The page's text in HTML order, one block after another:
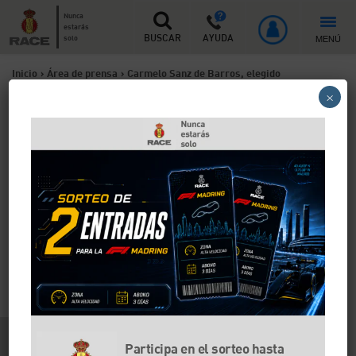
Nunca
estarás
solo
BUSCAR AYUDA MENÚ
Inicio > Área de prensa > Carmelo Sanz de Barros, elegido
Carmelo Sanz de Barros,
elegido presidente del
Senado de la FIA
El presidente del RACE será el máximo responsable
del gobierno y la gestión corporativa de la Federación
Internacional de Automovilismo para los próximos
cuatro años
Participa en el sorteo hasta
×